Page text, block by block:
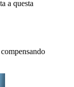
a questa